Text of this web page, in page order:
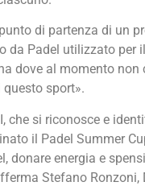
di partenza di un
da Padel utilizzato per
dove al momento
sport».
che si riconosce e
il Padel Summer
donare energia e
Stefano